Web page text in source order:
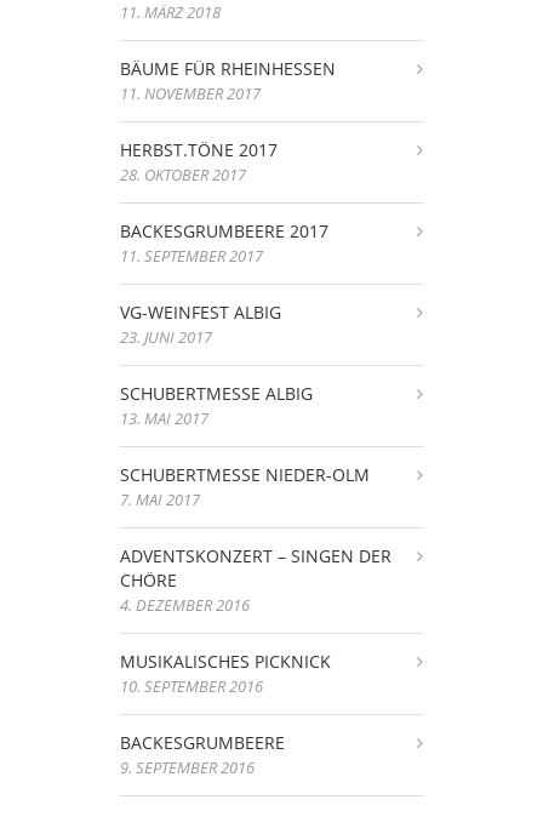
11. MÄRZ 2018
BÄUME FÜR RHEINHESSEN
11. NOVEMBER 2017
HERBST.TÖNE 2017
28. OKTOBER 2017
BACKESGRUMBEERE 2017
11. SEPTEMBER 2017
VG-WEINFEST ALBIG
23. JUNI 2017
SCHUBERTMESSE ALBIG
13. MAI 2017
SCHUBERTMESSE NIEDER-OLM
7. MAI 2017
ADVENTSKONZERT – SINGEN DER
CHÖRE
4. DEZEMBER 2016
MUSIKALISCHES PICKNICK
10. SEPTEMBER 2016
BACKESGRUMBEERE
9. SEPTEMBER 2016